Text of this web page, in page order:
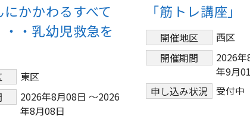
かかわるすべて
・・乳幼児救急を
東区
2026年8月08日 ～2026
年8月08日
「筋トレ講座」
開催地区
西区
開催期間
2026
年9月
申し込み状況
受付中